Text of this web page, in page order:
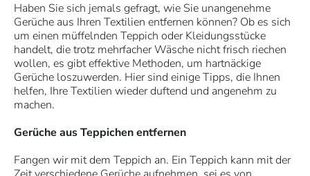
Haben Sie sich jemals gefragt, wie Sie unangenehme
Gerüche aus Ihren Textilien entfernen können? Ob es sich
um einen müffelnden Teppich oder Kleidungsstücke
handelt, die trotz mehrfacher Wäsche nicht frisch riechen
wollen, es gibt effektive Methoden, um hartnäckige
Gerüche loszuwerden. Hier sind einige Tipps, die Ihnen
helfen, Ihre Textilien wieder duftend und angenehm zu
machen.
Gerüche aus Teppichen entfernen
Fangen wir mit dem Teppich an. Ein Teppich kann mit der